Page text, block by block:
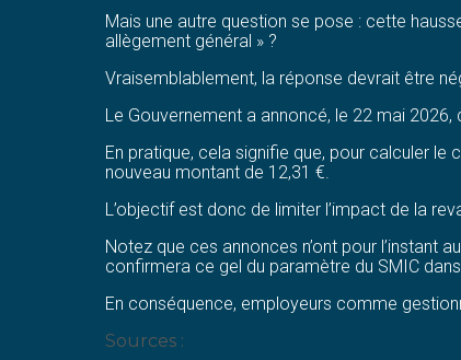
Mais une autre question se pose : cette
allègement général » ?
Vraisemblablement, la réponse devrait être
Le Gouvernement a annoncé, le 22 mai
En pratique, cela signifie que, pour calculer le
nouveau montant de 12,31 €.
L’objectif est donc de limiter l’impact de la
Notez que ces annonces n’ont pour l’instant
confirmera ce gel du paramètre du SMIC
En conséquence, employeurs comme
Sources :